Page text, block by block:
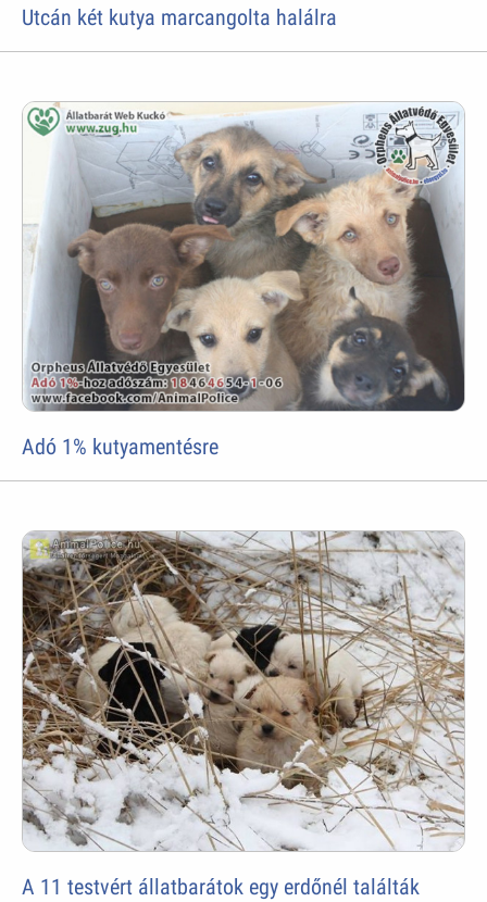
Utcán két kutya marcangolta halálra
Adó 1% kutyamentésre
A 11 testvért állatbarátok egy erdőnél találták